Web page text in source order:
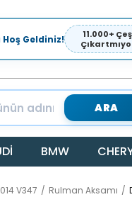
Hoş Geldiniz!
11.000+
ARA
BMW
V347 Rulman Aksamı